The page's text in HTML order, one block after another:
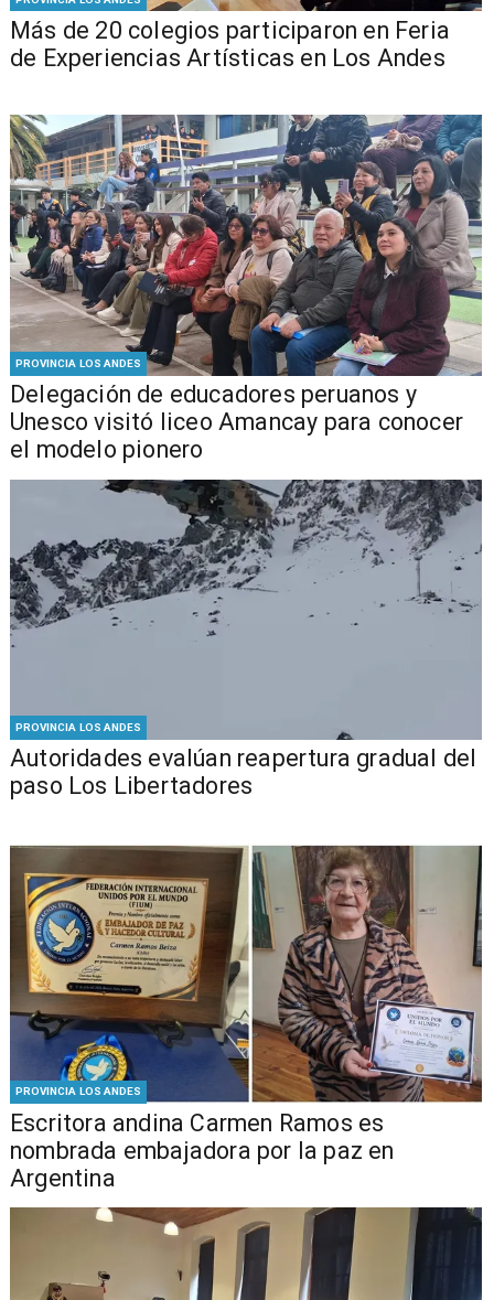
Más de 20 colegios participaron en Feria
de Experiencias Artísticas en Los Andes
PROVINCIA LOS ANDES
Delegación de educadores peruanos y
Unesco visitó liceo Amancay para conocer
el modelo pionero
PROVINCIA LOS ANDES
​​Autoridades evalúan reapertura gradual del
paso Los Libertadores
PROVINCIA LOS ANDES
Escritora andina Carmen Ramos es
nombrada embajadora por la paz en
Argentina